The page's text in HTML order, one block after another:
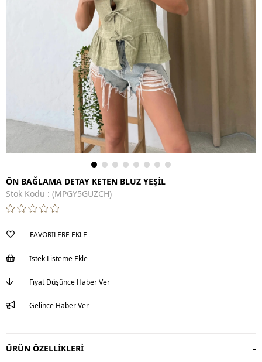
ÖN BAĞLAMA DETAY KETEN BLUZ YEŞİL
Stok Kodu
(MPGY5GUZCH)
FAVORILERE EKLE
İstek Listeme Ekle
Fiyat Düşünce Haber Ver
Gelince Haber Ver
ÜRÜN ÖZELLIKLERI